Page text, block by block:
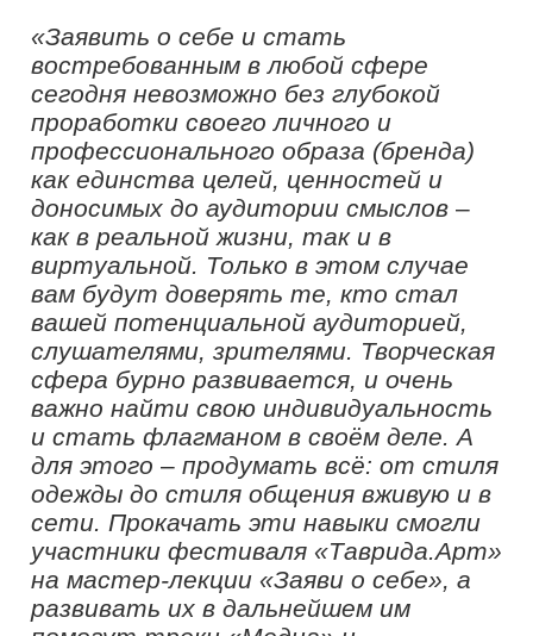
личного образа»,– поделилась
эксперт «Созвездия Флагманов
образования»Наталья Шестакова.
Почему важно сохранять историю
своей семьи
Как правильно сохранять документы,
составлять родословную и обращаться
с семейной памятью участники узнали
на мастер-классе «Личный архив –
ключ к истории семьи», который
провела эксперт «Созвездия
Флагманов образования», учитель
истории и обществознания средней
общеобразовательной школы №71
города ОренбургаЭльвира
Джабраилова.
«Благодаря «Флагманам
образования» президентской
платформы «Россия – страна
возможностей» я стала экспертом
«Большой перемены», спикером
«Тавриды», поделилась опытом
создания школьных музеев и личных
архивов. Уверена, что мастер-класс
повысил интерес молодежи к